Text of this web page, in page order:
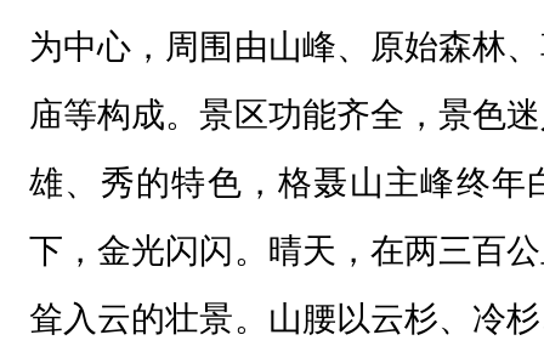
为中心，周围由山峰、原始森林
庙等构成。景区功能齐全，景色
雄、秀的特色，格聂山主峰终年
下，金光闪闪。晴天，在两三百
耸入云的壮景。山腰以云杉、冷